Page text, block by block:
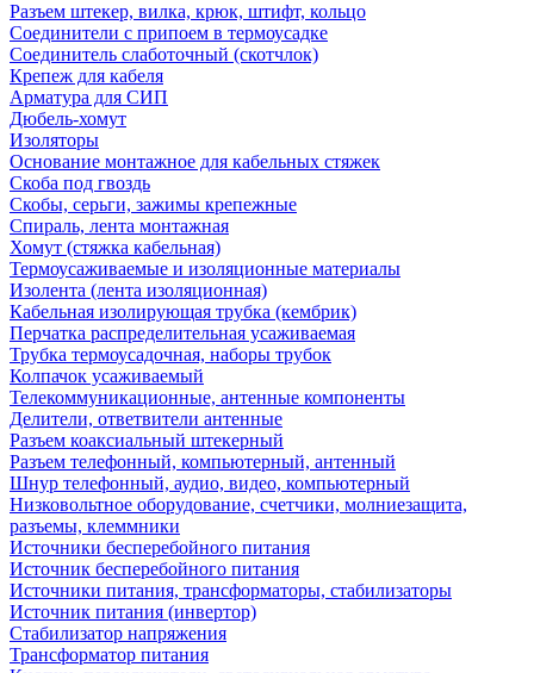
Разъем штекер, вилка, крюк, штифт, кольцо
Соединители с припоем в термоусадке
Соединитель слаботочный (скотчлок)
Крепеж для кабеля
Арматура для СИП
Дюбель-хомут
Изоляторы
Основание монтажное для кабельных стяжек
Скоба под гвоздь
Скобы, серьги, зажимы крепежные
Спираль, лента монтажная
Хомут (стяжка кабельная)
Термоусаживаемые и изоляционные материалы
Изолента (лента изоляционная)
Кабельная изолирующая трубка (кембрик)
Перчатка распределительная усаживаемая
Трубка термоусадочная, наборы трубок
Колпачок усаживаемый
Телекоммуникационные, антенные компоненты
Делители, ответвители антенные
Разъем коаксиальный штекерный
Разъем телефонный, компьютерный, антенный
Шнур телефонный, аудио, видео, компьютерный
Низковольтное оборудование, счетчики, молниезащита,
разъемы, клеммники
Источники бесперебойного питания
Источник бесперебойного питания
Источники питания, трансформаторы, стабилизаторы
Источник питания (инвертор)
Стабилизатор напряжения
Трансформатор питания